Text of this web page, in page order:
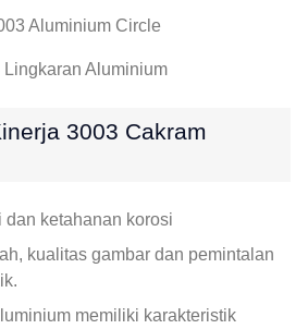
Lingkaran Aluminium
3003 Cakram
dan ketahanan korosi
kualitas gambar dan pemintalan
memiliki karakteristik